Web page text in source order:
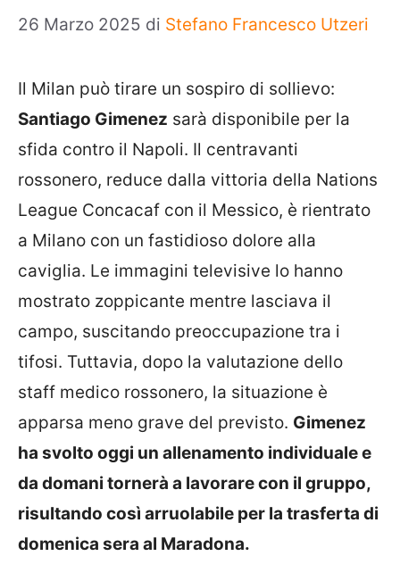
26 Marzo 2025 di Stefano Francesco Utzeri
Il Milan può tirare un sospiro di sollievo:
Santiago Gimenez sarà disponibile per la
sfida contro il Napoli. Il centravanti
rossonero, reduce dalla vittoria della Nations
League Concacaf con il Messico, è rientrato
a Milano con un fastidioso dolore alla
caviglia. Le immagini televisive lo hanno
mostrato zoppicante mentre lasciava il
campo, suscitando preoccupazione tra i
tifosi. Tuttavia, dopo la valutazione dello
staff medico rossonero, la situazione è
apparsa meno grave del previsto. Gimenez
ha svolto oggi un allenamento individuale e
da domani tornerà a lavorare con il gruppo,
risultando così arruolabile per la trasferta di
domenica sera al Maradona.